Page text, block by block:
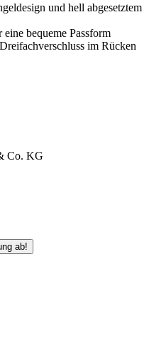
und hell abgesetztem
bequeme Passform
im Rücken
Co. KG
ab!